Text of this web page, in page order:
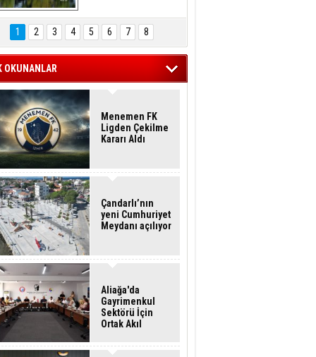
Hasan Eser'in
Objektifinden
1 2 3 4 5 6 7 8
OKUNANLAR
Menemen FK
Ligden Çekilme
Kararı Aldı
Çandarlı’nın
yeni Cumhuriyet
Meydanı açılıyor
Aliağa'da
Gayrimenkul
Sektörü İçin
Ortak Akıl